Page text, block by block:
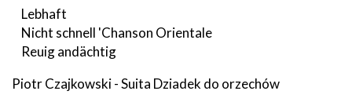
Lebhaft
Nicht schnell 'Chanson Orientale
Reuig andächtig
Piotr Czajkowski - Suita Dziadek do orzechów